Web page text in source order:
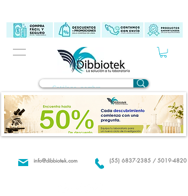
(55) 6837-2385 / 5019-4820
info@dibbiotek.com